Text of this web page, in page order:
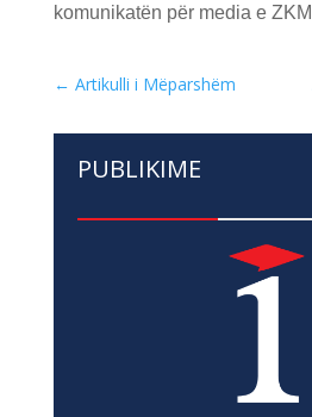
komunikatën për media e
← Artikulli i Mëparshëm
PUBLIKIME